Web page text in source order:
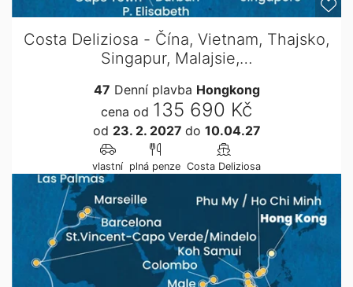
Costa Deliziosa - Čína, Vietnam, Thajsko,
Singapur, Malajsie,…
47 Denní plavba Hongkong
cena od 135 690 Kč
od 23. 2. 2027 do 10.04.27
vlastní plná penze Costa Deliziosa